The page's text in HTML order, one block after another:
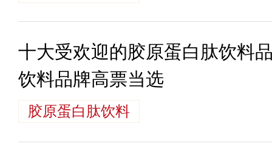
十大受欢迎的胶原蛋白肽饮料
饮料品牌高票当选
胶原蛋白肽饮料